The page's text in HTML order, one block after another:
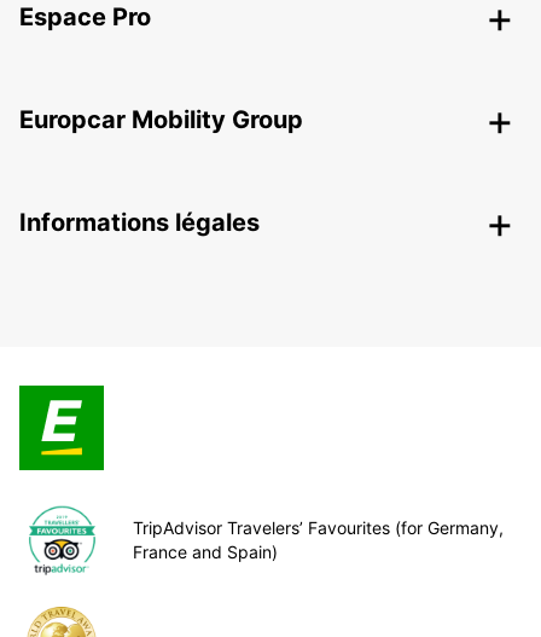
Espace Pro
Europcar Mobility Group
Informations légales
TripAdvisor Travelers’ Favourites (for Germany,
France and Spain)